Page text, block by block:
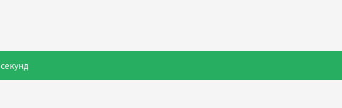
секунд